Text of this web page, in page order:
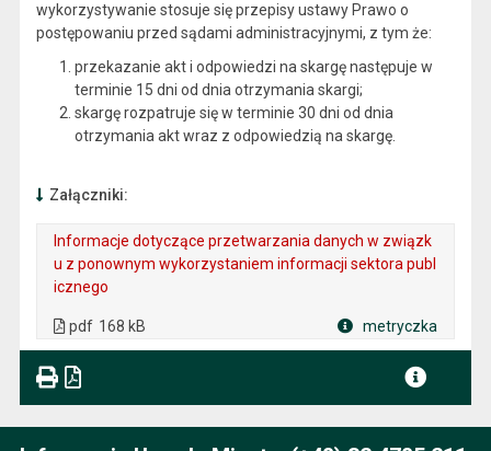
wykorzystywanie stosuje się przepisy ustawy Prawo o
postępowaniu przed sądami administracyjnymi, z tym że:
przekazanie akt i odpowiedzi na skargę następuje w
terminie 15 dni od dnia otrzymania skargi;
skargę rozpatruje się w terminie 30 dni od dnia
otrzymania akt wraz z odpowiedzią na skargę.
Załączniki:
Informacje dotyczące przetwarzania danych w związk
u z ponownym wykorzystaniem informacji sektora publ
icznego
pdf 168 kB metryczka